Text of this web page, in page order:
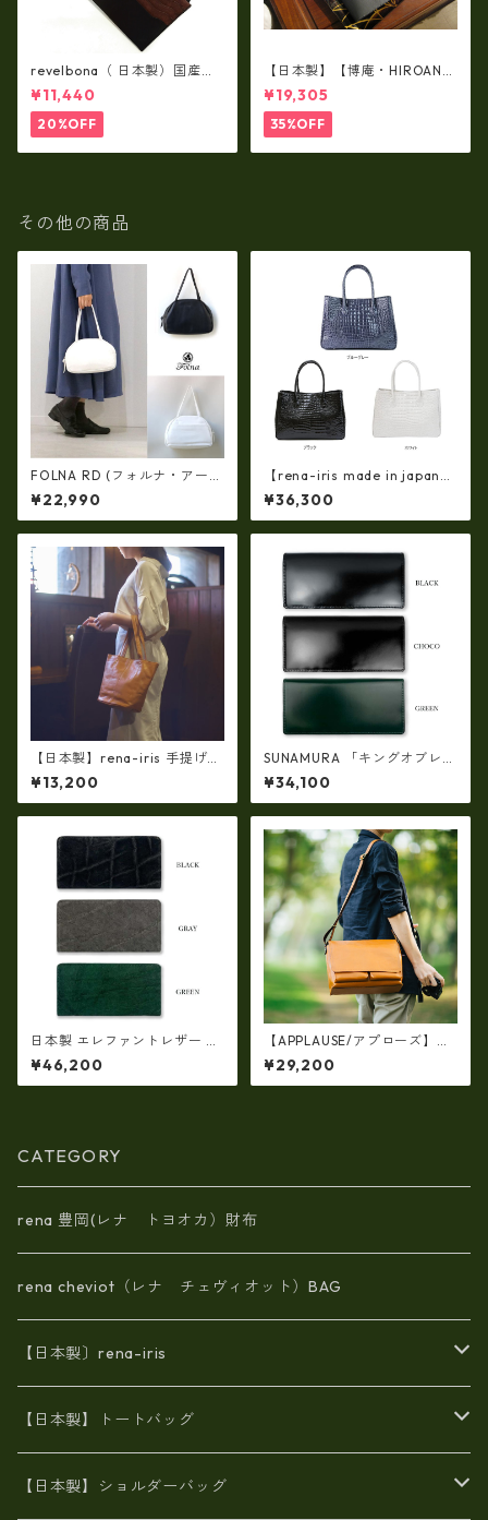
revelbona（ 日本製）国産牛
革製・お札入れ ロングウォ
レット rl-001
¥11,440
20%OFF
【日本製】【博庵・HIROAN】
最高級牛革（ボーテッド）札
入れ・長財布 ha-21535
¥19,305
35%OFF
その他の商品
FOLNA RD (フォルナ・アール
ディー)ソフトレザー ボストン
バッグ (M-SIZE) FOLNA RDLI
NE fo-083258
¥22,990
【rena-iris made in japan】
【日本製】牛革エナメルクロ
コ 軽量ラージサイズ・トート
バッグ ir-674
¥36,300
【日本製】rena-iris 手提げト
ート柔らかい素上げ姫路レザ
ー・ソフトオイルレザー ハ
ンドトート rn-29
¥13,200
SUNAMURA 「キングオブレザ
ー」、「革のダイヤモンド」
高級レザー コードバン 長札入
れ・長財布(日本製) ly-1000
¥34,100
日本製 エレファントレザー ×
姫路レザー ラウンドファスナ
ーロングウォレット長財布 本
革(5175)
¥46,200
【APPLAUSE/アプローズ】OT
ONANO series レザー フラッ
プ ショルダーバッグ Lサイズ
¥29,200
CATEGORY
rena 豊岡(レナ トヨオカ）財布
rena cheviot（レナ チェヴィオット）BAG
【日本製〕rena-iris
エナメル（パテント）レザー
牛革製品トート・ショルダー
【日本製】トートバッグ
火山灰染めバッグ
【日本製】ショルダーバッグ